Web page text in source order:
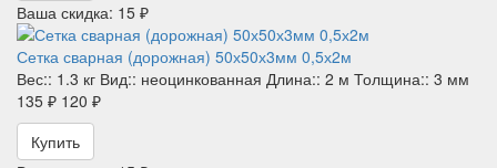
Ваша скидка: 15 ₽
Сетка сварная (дорожная) 50х50х3мм 0,5х2м
Вес:: 1.3 кг Вид:: неоцинкованная Длина:: 2 м Толщина:: 3 мм
135 ₽ 120 ₽
Купить